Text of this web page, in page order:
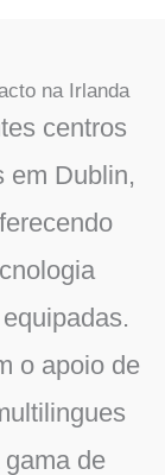
na Irlanda
centros
em Dublin,
o apoio de
de